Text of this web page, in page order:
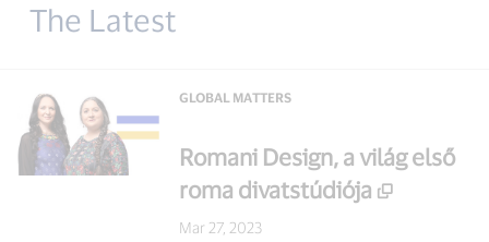
The Latest
GLOBAL MATTERS
Romani Design, a világ első
roma divatstúdiója
Mar 27, 2023